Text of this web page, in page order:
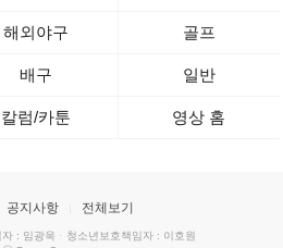
해외야구 골프
배구 일반
칼럼/카툰 영상 홈
공지사항 전체보기
: 임광욱 · 청소년보호책임자 : 이호원